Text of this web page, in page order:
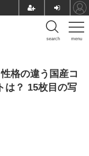
menu
search
格の違う国産コ
は？ 15枚目の写